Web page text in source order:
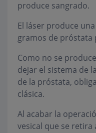
produce sangrado.
El láser produce
gramos de próstata
Como no se
dejar el sistema de
de la próstata,
clásica.
Al acabar la
vesical que se retira